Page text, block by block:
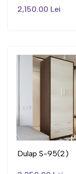
2,150.00 Lei
Dulap S-95(2)